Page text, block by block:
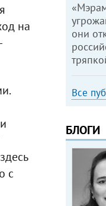
на
с
они
Все
БЛОГИ